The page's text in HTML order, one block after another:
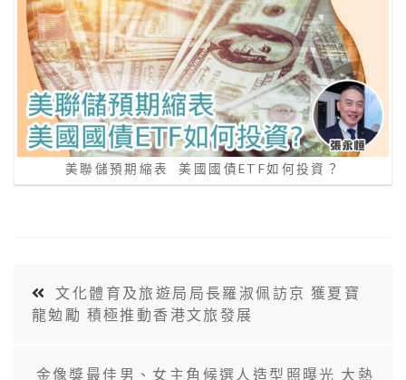
美聯儲預期縮表 美國國債ETF如何投資？
文化體育及旅遊局局長羅淑佩訪京 獲夏寶
龍勉勵 積極推動香港文旅發展
金像獎最佳男、女主角候選人造型照曝光 大熱